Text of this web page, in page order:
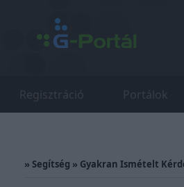
Regisztráció Portálok
» Segítség » Gyakran Ismételt